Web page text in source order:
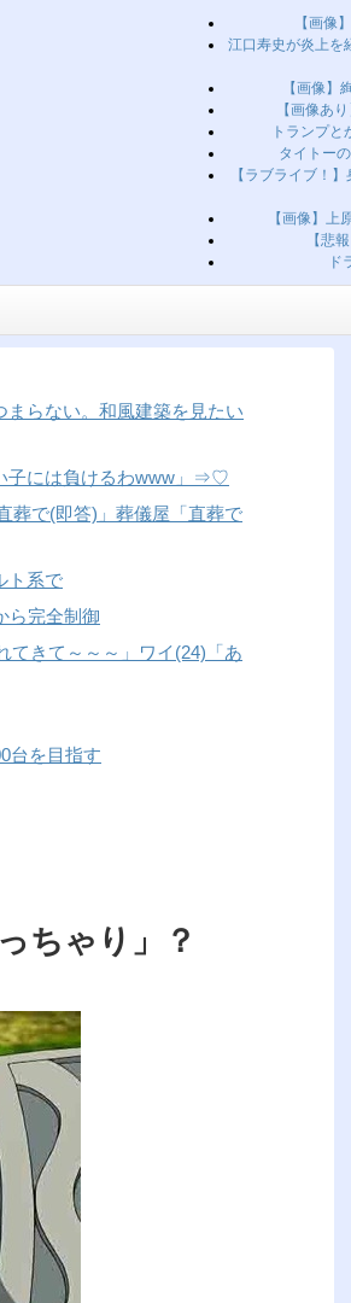
【画像
江口寿史が炎上を
【画像】
【画像あ
トランプ
タイトー
【ラブライブ！
【画像】上
【悲
ド
まらない。和風建築を見たい
子には負けるわwww」⇒♡
葬で(即答)」葬儀屋「直葬で
ト系で
ら完全制御
てきて～～～」ワイ(24)「あ
台を目指す
ちゃり」？